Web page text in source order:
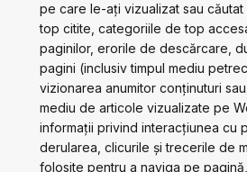
pe care le-ați vizualizat sau
top citite, categoriile de top
paginilor, erorile de descărcare,
pagini (inclusiv timpul mediu
vizionarea anumitor conținuturi
mediu de articole vizualizate pe
informații privind interacțiunea cu
derularea, clicurile și trecerile de
folosite pentru a naviga pe